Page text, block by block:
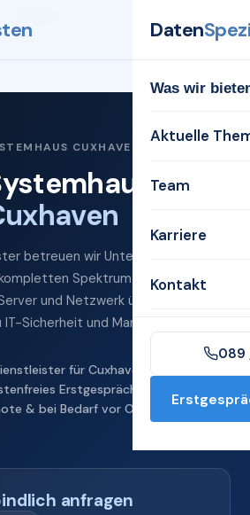
Daten
Was wir
Aktuelle
Team
Karriere
Kontakt
089
CUXHAVEN
für
betreuen wir Unternehmen in
Spektrum professioneller
und Netzwerk über Cloud und
Sicherheit und Managed Services.
für Cuxhaven
Erstgespräch
& bei Bedarf vor Ort
anfragen